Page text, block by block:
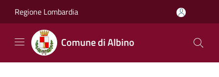
Regione Lombardia
Comune di Albino